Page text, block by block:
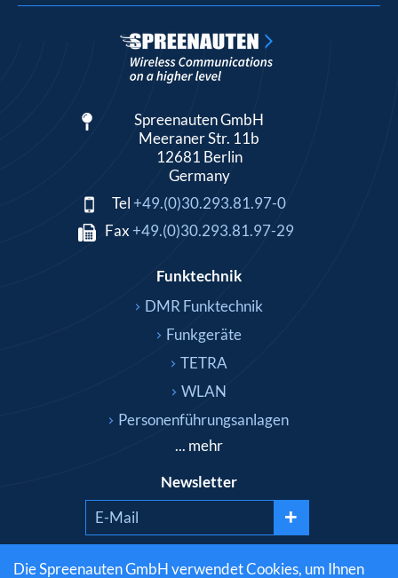
Spreenauten GmbH
Meeraner Str. 11b
12681 Berlin
Germany
Tel+49.(0)30.293.81.97-0
Fax+49.(0)30.293.81.97-29
Funktechnik
DMR Funktechnik
Funkgeräte
TETRA
WLAN
Personenführungsanlagen
... mehr
Newsletter
+
Social media
Die Spreenauten GmbH verwendet Cookies, um Ihnen